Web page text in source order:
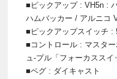
■ピックアップ : VH5n :
ハムバッカー / アルニコ
■ピックアップスイッチ :
■コントロール : マスタ
ュ-プル「フォーカススイ
■ペグ : ダイキャスト